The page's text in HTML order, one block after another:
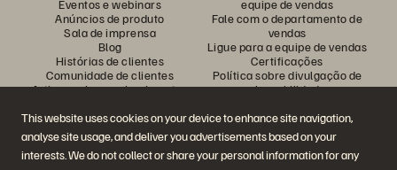
This website uses cookies on your device to enhance site navigation,
analyse site usage, and deliver you advertisements based on your
interests. We do not collect or share your personal information for any
Eventos e webinars
Anúncios de produto
Sala de imprensa
Blog
Histórias de clientes
Comunidade de clientes
Artigos sobre conhecimentos
equipe de vendas
Fale com o departamento de
vendas
Ligue para a equipe de vendas
Certificações
Política sobre divulgação de
vulnerabilidades
Participe da conversa
Siga todas as redes sociais da Everpure